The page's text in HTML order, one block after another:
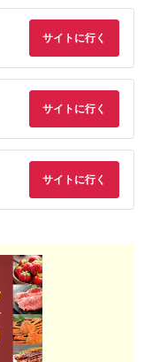
サイトに行く
サイトに行く
サイトに行く